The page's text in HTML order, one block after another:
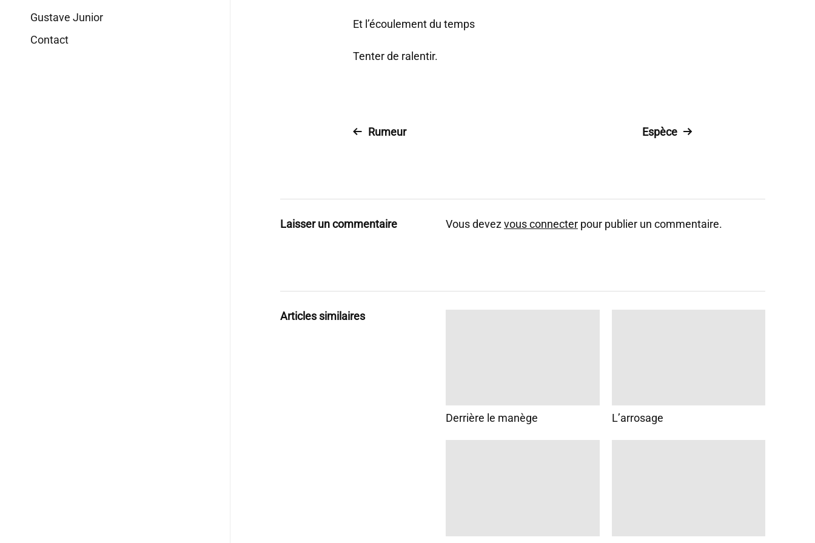
Gustave Junior
Contact
Et l’écoulement du temps
Tenter de ralentir.
Rumeur Espèce
Laisser un commentaire Vous devezvous connecter pour publier un commentaire.
Articles similaires
Derrière le manège L’arrosage